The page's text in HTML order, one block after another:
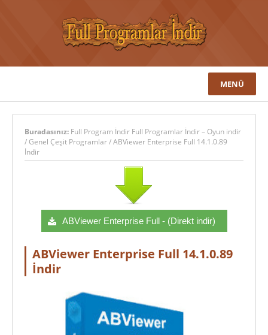
MENÜ
Buradasınız: Full Program İndir Full Programlar İndir – Oyun indir
/Genel Çeşit Programlar/ABViewer Enterprise Full 14.1.0.89
İndir
ABViewer Enterprise Full - (Direkt indir)
ABViewer Enterprise Full 14.1.0.89
İndir